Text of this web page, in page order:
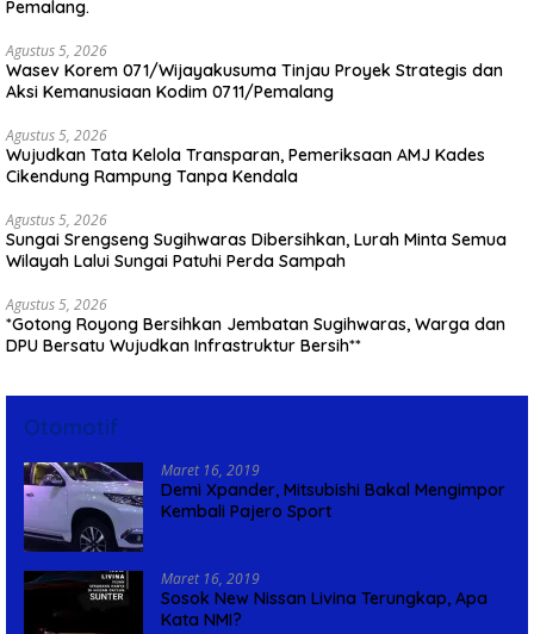
Pemalang.
Agustus 5, 2026
Wasev Korem 071/Wijayakusuma Tinjau Proyek Strategis dan
Aksi Kemanusiaan Kodim 0711/Pemalang
Agustus 5, 2026
Wujudkan Tata Kelola Transparan, Pemeriksaan AMJ Kades
Cikendung Rampung Tanpa Kendala
Agustus 5, 2026
Sungai Srengseng Sugihwaras Dibersihkan, Lurah Minta Semua
Wilayah Lalui Sungai Patuhi Perda Sampah
Agustus 5, 2026
*Gotong Royong Bersihkan Jembatan Sugihwaras, Warga dan
DPU Bersatu Wujudkan Infrastruktur Bersih**
Otomotif
Maret 16, 2019
Demi Xpander, Mitsubishi Bakal Mengimpor
Kembali Pajero Sport
Maret 16, 2019
Sosok New Nissan Livina Terungkap, Apa
Kata NMI?